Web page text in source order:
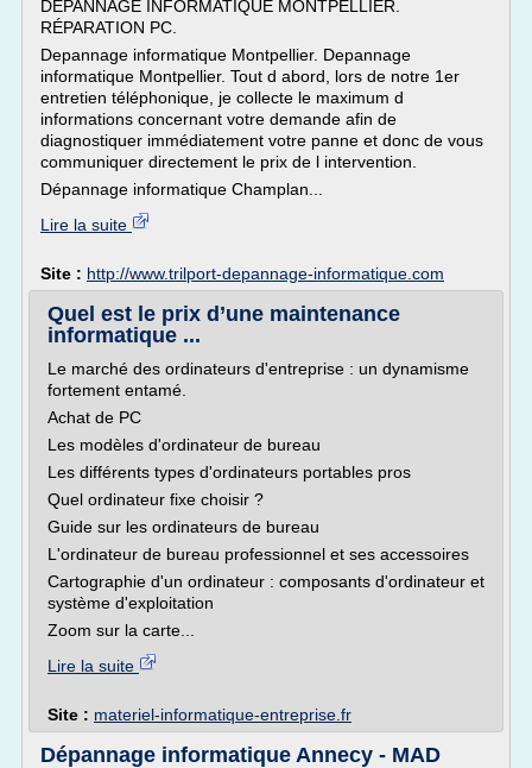
DÉPANNAGE INFORMATIQUE MONTPELLIER.
RÉPARATION PC.
Depannage informatique Montpellier. Depannage
informatique Montpellier. Tout d abord, lors de notre 1er
entretien téléphonique, je collecte le maximum d
informations concernant votre demande afin de
diagnostiquer immédiatement votre panne et donc de vous
communiquer directement le prix de l intervention.
Dépannage informatique Champlan...
Lire la suite
Site : http://www.trilport-depannage-informatique.com
Quel est le prix d’une maintenance
informatique ...
Le marché des ordinateurs d'entreprise : un dynamisme
fortement entamé.
Achat de PC
Les modèles d'ordinateur de bureau
Les différents types d'ordinateurs portables pros
Quel ordinateur fixe choisir ?
Guide sur les ordinateurs de bureau
L'ordinateur de bureau professionnel et ses accessoires
Cartographie d'un ordinateur : composants d'ordinateur et
système d'exploitation
Zoom sur la carte...
Lire la suite
Site : materiel-informatique-entreprise.fr
Dépannage informatique Annecy - MAD